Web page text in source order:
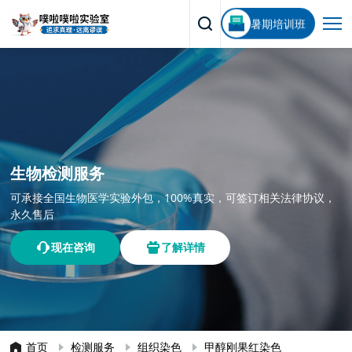
暑期培训班
生物检测服务
可承接全国生物医学实验外包，100%真实，可签订相关法律协议，
永久售后
现在咨询 了解详情
首页 检测服务 组织染色 甲醇刚果红染色